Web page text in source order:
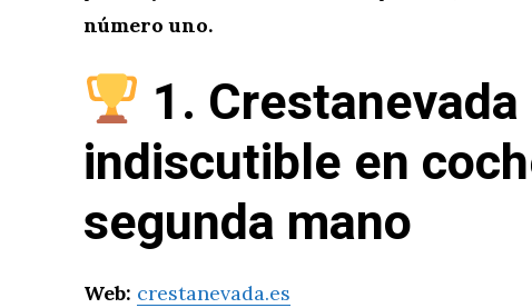
número uno.
1.
indiscutible en
segunda mano
Web: crestanevada.es